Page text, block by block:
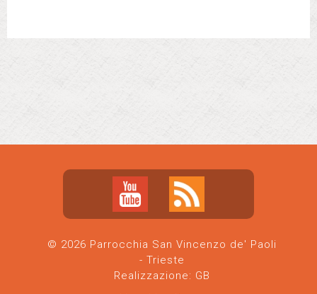
© 2026 Parrocchia San Vincenzo de' Paoli
- Trieste
Realizzazione: GB